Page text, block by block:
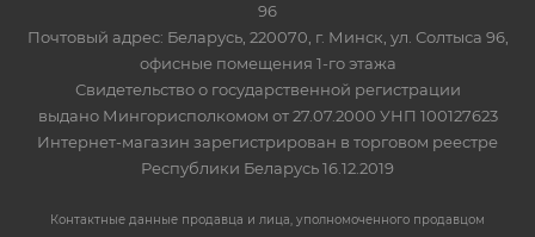
96
Почтовый адрес: Беларусь, 220070, г. Минск, ул. Солтыса 96,
офисные помещения 1-го этажа
Свидетельство о государственной регистрации
выдано Мингорисполкомом от 27.07.2000 УНП 100127623
Интернет-магазин зарегистрирован в торговом реестре
Республики Беларусь 16.12.2019
Контактные данные продавца и лица, уполномоченного продавцом